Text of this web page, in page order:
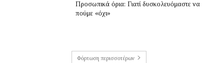
Προσωπικά όρια: Γιατί δυσκολευόμαστε να
πούμε «όχι»
Φόρτωση περισσοτέρων